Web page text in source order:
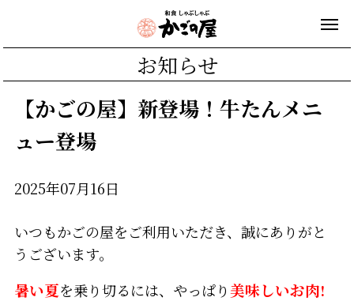
お知らせ
【かごの屋】新登場！牛たんメニ
ュー登場
2025年07月16日
いつもかごの屋をご利用いただき、誠にありがと
うございます。
暑い夏を乗り切るには、やっぱり美味しいお肉!